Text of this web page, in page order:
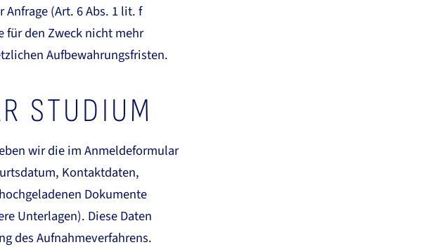
(Art. 6 Abs. 1 lit. f
für den Zweck nicht mehr
Aufbewahrungsfristen.
STUDIUM
wir die im Anmeldeformular
Kontaktdaten,
Dokumente
Unterlagen). Diese Daten
des Aufnahmeverfahrens.